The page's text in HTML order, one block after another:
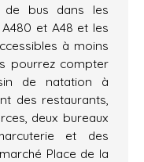
bus dans les
et A48 et les
à moins
pourrez compter
de natation à
des restaurants,
deux bureaux
et des
Place de la